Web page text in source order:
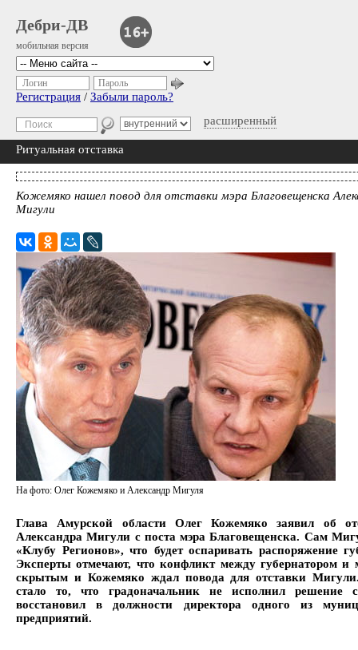
Дебри-ДВ
мобильная версия
расширенный
Логин Пароль
Регистрация / Забыли пароль?
Ритуальная отставка
Кожемяко нашел повод для отставки мэра Благовещенска
Мигули
На фото: Олег Кожемяко и Александр Мигуля
Глава Амурской области Олег Кожемяко заявил об
Александра Мигули с поста мэра Благовещенска. Сам
«Клубу Регионов», что будет оспаривать распоряжение
Эксперты отмечают, что конфликт между губернатором и
скрытым и Кожемяко ждал повода для отставки
стало то, что градоначальник не исполнил решение
восстановил в должности директора одного из
предприятий.